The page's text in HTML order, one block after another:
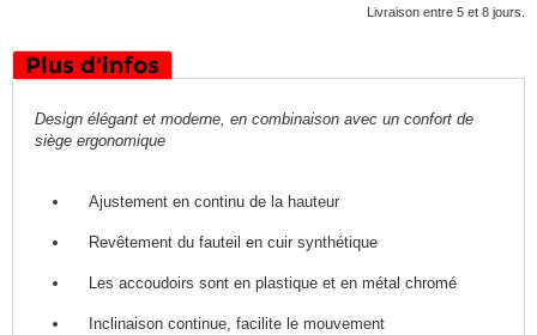
Livraison entre 5 et 8 jours.
Plus d'infos
Design élégant et moderne, en combinaison avec un confort de
siège ergonomique
Ajustement en continu de la hauteur
Revêtement du fauteil en cuir synthétique
Les accoudoirs sont en plastique et en métal chromé
Inclinaison continue, facilite le mouvement